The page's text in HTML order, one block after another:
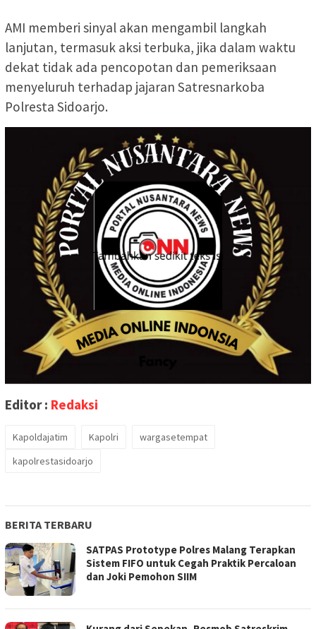
AMI memberi sinyal akan mengambil langkah
lanjutan, termasuk aksi terbuka, jika dalam waktu
dekat tidak ada pencopotan dan pemeriksaan
menyeluruh terhadap jajaran Satresnarkoba
Polresta Sidoarjo.
Editor : Redaksi
Kapoldajatim Kapolri
wargasetempat
kapolrestasidoarjo
BERITA TERBARU
SATPAS Prototype Polres Malang Terapkan
Sistem FIFO untuk Cegah Praktik Percaloan
dan Joki Pemohon SIIM